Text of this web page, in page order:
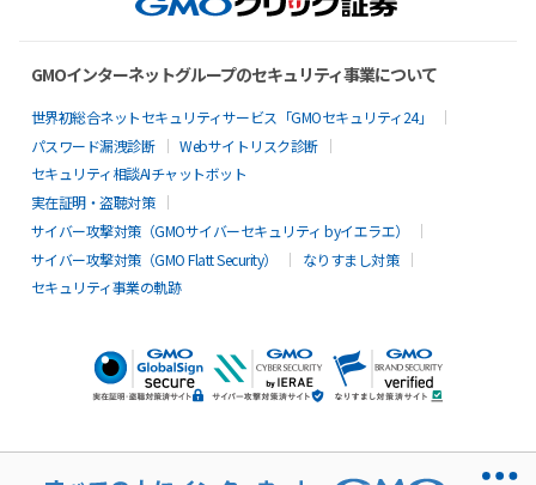
GMOインターネットグループのセキュリティ事業について
世界初総合ネットセキュリティサービス「GMOセキュリティ24」
パスワード漏洩診断
Webサイトリスク診断
セキュリティ相談AIチャットボット
実在証明・盗聴対策
サイバー攻撃対策（GMOサイバーセキュリティ byイエラエ）
サイバー攻撃対策（GMO Flatt Security）
なりすまし対策
セキュリティ事業の軌跡